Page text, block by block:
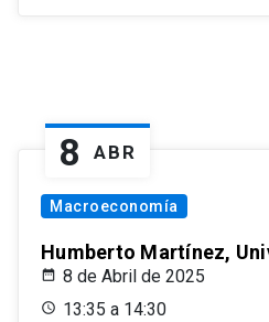
8 ABR
Macroeconomía
Humberto Martínez,
8 de Abril de 2025
13:35 a 14:30